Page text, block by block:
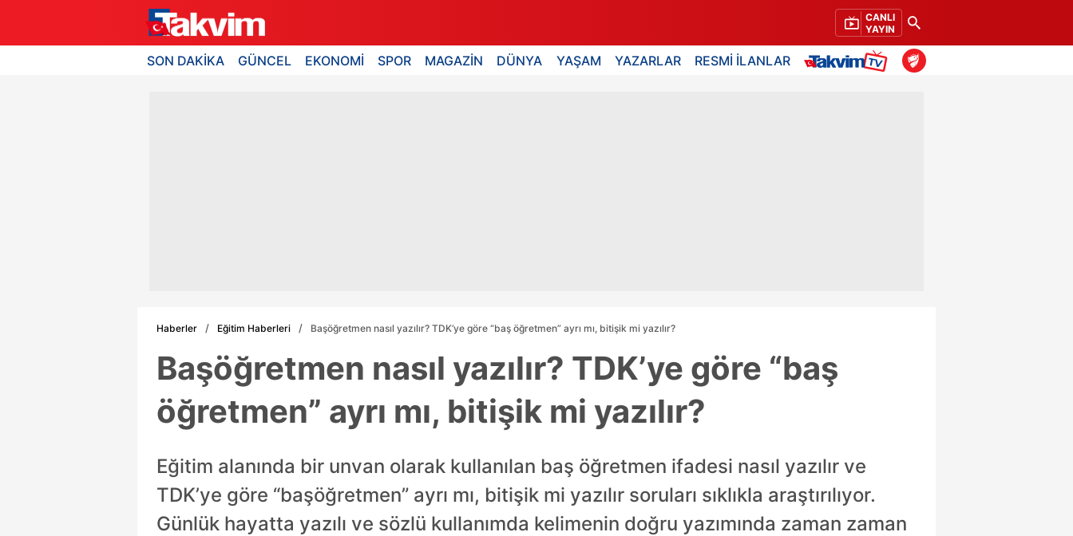
CANLI
YAYIN
SON DAKİKA GÜNCEL EKONOMİ SPOR MAGAZİN DÜNYA YAŞAM YAZARLAR RESMİ İLANLAR
Haberler Eğitim Haberleri Başöğretmen nasıl yazılır? TDK’ye göre “baş öğretmen” ayrı mı, bitişik mi yazılır?
Başöğretmen nasıl yazılır? TDK’ye göre “baş
öğretmen” ayrı mı, bitişik mi yazılır?
Eğitim alanında bir unvan olarak kullanılan baş öğretmen ifadesi nasıl yazılır ve
TDK’ye göre “başöğretmen” ayrı mı, bitişik mi yazılır soruları sıklıkla araştırılıyor.
Günlük hayatta yazılı ve sözlü kullanımda kelimenin doğru yazımında zaman zaman